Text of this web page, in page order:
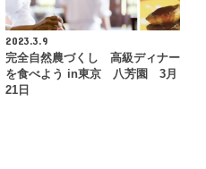
2023.3.9
完全自然農づくし 高級ディナー
を食べよう in東京 八芳園 3月
21日